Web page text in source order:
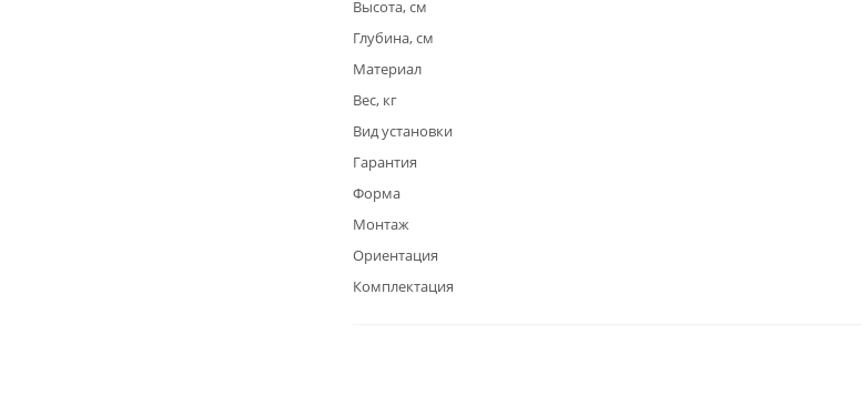
Высота, см
Глубина, см
Материал
Вес, кг
Вид установки
Гарантия
Форма
Монтаж
Ориентация
Комплектация